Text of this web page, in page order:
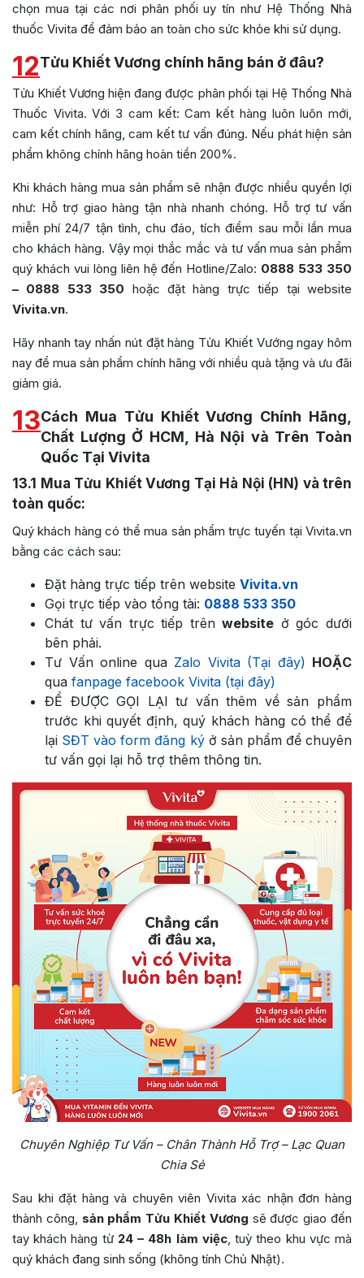
chọn mua tại các nơi phân phối uy tín như Hệ Thống Nhà
thuốc Vivita để đảm bảo an toàn cho sức khỏe khi sử dụng.
12Tửu Khiết Vương chính hãng bán ở đâu?
Tửu Khiết Vương hiện đang được phân phối tại Hệ Thống Nhà
Thuốc Vivita. Với 3 cam kết: Cam kết hàng luôn luôn mới,
cam kết chính hãng, cam kết tư vấn đúng. Nếu phát hiện sản
phẩm không chính hãng hoàn tiền 200%.
Khi khách hàng mua sản phẩm sẽ nhận được nhiều quyền lợi
như: Hỗ trợ giao hàng tận nhà nhanh chóng. Hỗ trợ tư vấn
miễn phí 24/7 tận tình, chu đáo, tích điểm sau mỗi lần mua
cho khách hàng. Vậy mọi thắc mắc và tư vấn mua sản phẩm
quý khách vui lòng liên hệ đến Hotline/Zalo: 0888 533 350
– 0888 533 350 hoặc đặt hàng trực tiếp tại website
Vivita.vn.
Hãy nhanh tay nhấn nút đặt hàng Tửu Khiết Vướng ngay hôm
nay để mua sản phẩm chính hãng với nhiều quà tặng và ưu đãi
giảm giá.
13Cách Mua Tửu Khiết Vương Chính Hãng,
Chất Lượng Ở HCM, Hà Nội và Trên Toàn
Quốc Tại Vivita
13.1 Mua Tửu Khiết Vương Tại Hà Nội (HN) và trên
toàn quốc:
Quý khách hàng có thể mua sản phẩm trực tuyến tại Vivita.vn
bằng các cách sau:
Đặt hàng trực tiếp trên website Vivita.vn
Gọi trực tiếp vào tổng tài: 0888 533 350
Chát tư vấn trực tiếp trênwebsite ở góc dưới
bên phải.
Tư Vấn online quaZalo Vivita (Tại đây) HOẶC
qua fanpage facebook Vivita (tại đây)
ĐỂ ĐƯỢC GỌI LẠI tư vấn thêm về sản phẩm
trước khi quyết định, quý khách hàng có thể để
lại SĐT vào form đăng kýở sản phẩm để chuyên
tư vấn gọi lại hỗ trợ thêm thông tin.
Chuyên Nghiệp Tư Vấn – Chân Thành Hỗ Trợ – Lạc Quan
Chia Sẻ
Sau khi đặt hàng và chuyên viên Vivita xác nhận đơn hàng
thành công, sản phẩm Tửu Khiết Vương sẽ được giao đến
tay khách hàng từ 24 – 48h làm việc, tuỳ theo khu vực mà
quý khách đang sinh sống (không tính Chủ Nhật).